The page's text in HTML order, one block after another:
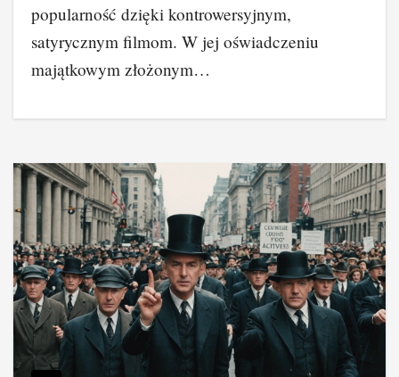
popularność dzięki kontrowersyjnym,
satyrycznym filmom. W jej oświadczeniu
majątkowym złożonym…